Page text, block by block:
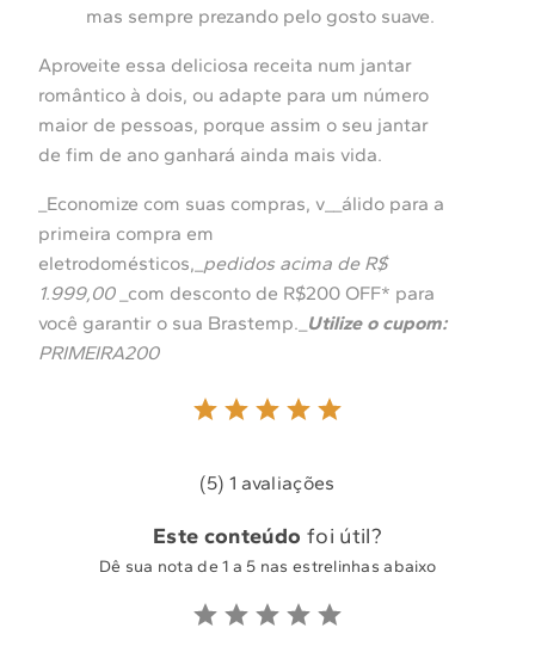
mas sempre prezando pelo gosto suave.
Aproveite essa deliciosa receita num jantar
romântico à dois, ou adapte para um número
maior de pessoas, porque assim o seu jantar
de fim de ano ganhará ainda mais vida.
_Economize com suas compras, v__álido para a
primeira compra em
eletrodomésticos,_ pedidos acima de R$
1.999,00_com desconto de R$200 OFF* para
você garantir o sua Brastemp._ Utilize o cupom:
PRIMEIRA200
(5) 1 avaliações
Este conteúdo foi útil?
Dê sua nota de 1 a 5 nas estrelinhas abaixo